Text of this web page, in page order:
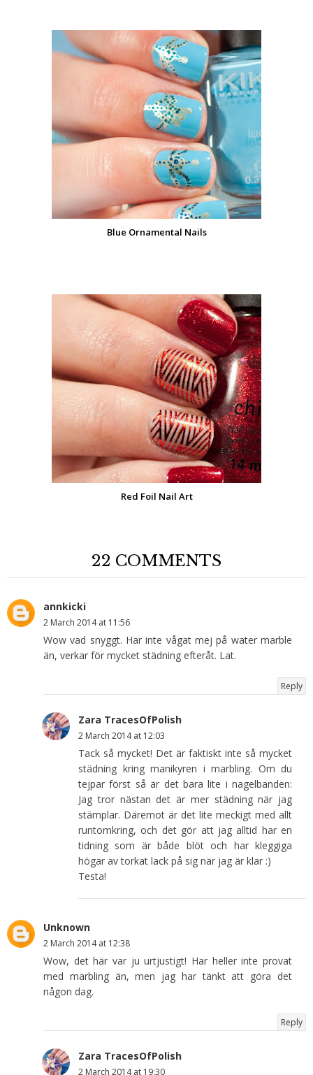
Blue Ornamental Nails
Red Foil Nail Art
22 COMMENTS
annkicki
2 March 2014 at 11:56
Wow vad snyggt. Har inte vågat mej på water marble
än, verkar för mycket städning efteråt. Lat.
Reply
Zara TracesOfPolish
2 March 2014 at 12:03
Tack så mycket! Det är faktiskt inte så mycket
städning kring manikyren i marbling. Om du
tejpar först så är det bara lite i nagelbanden:
Jag tror nästan det är mer städning när jag
stämplar. Däremot är det lite meckigt med allt
runtomkring, och det gör att jag alltid har en
tidning som är både blöt och har kleggiga
högar av torkat lack på sig när jag är klar :)
Testa!
Unknown
2 March 2014 at 12:38
Wow, det här var ju urtjustigt! Har heller inte provat
med marbling än, men jag har tänkt att göra det
någon dag.
Reply
Zara TracesOfPolish
2 March 2014 at 19:30